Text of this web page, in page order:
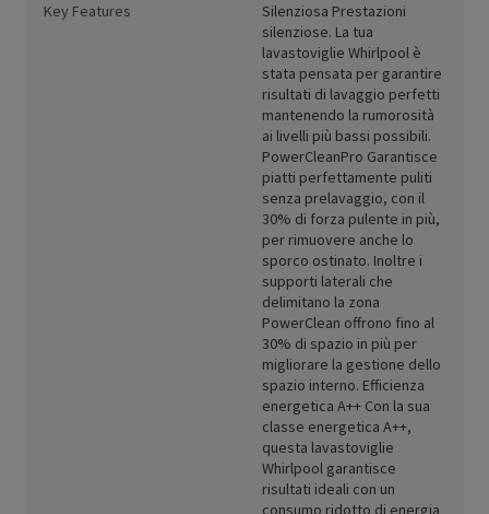
Key Features
Silenziosa Prestazioni
silenziose. La tua
lavastoviglie Whirlpool è
stata pensata per garantire
risultati di lavaggio perfetti
mantenendo la rumorosità
ai livelli più bassi possibili.
PowerCleanPro Garantisce
piatti perfettamente puliti
senza prelavaggio, con il
30% di forza pulente in più,
per rimuovere anche lo
sporco ostinato. Inoltre i
supporti laterali che
delimitano la zona
PowerClean offrono fino al
30% di spazio in più per
migliorare la gestione dello
spazio interno. Efficienza
energetica A++ Con la sua
classe energetica A++,
questa lavastoviglie
Whirlpool garantisce
risultati ideali con un
consumo ridotto di energia